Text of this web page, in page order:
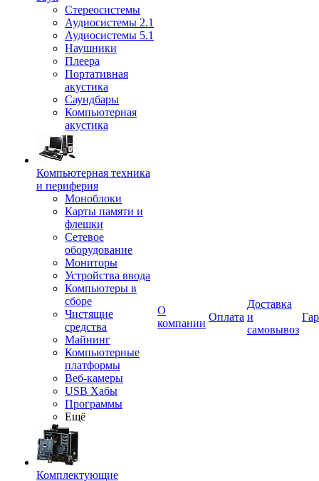
Стереосистемы
Аудиосистемы 2.1
Аудиосистемы 5.1
Наушники
Плеера
Портативная
акустика
Саундбары
Компьютерная
акустика
Компьютерная техника
и периферия
Моноблоки
Карты памяти и
флешки
Сетевое
оборудование
Мониторы
Устройства ввода
Компьютеры в
сборе
Чистящие
средства
Майнинг
Компьютерные
платформы
Веб-камеры
USB Хабы
Программы
Ещё
Комплектующие
О
компании
Оплата
Доставка
и
самовывоз